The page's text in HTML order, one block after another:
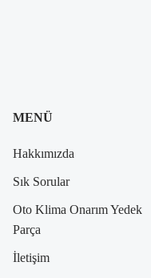
MENÜ
Hakkımızda
Sık Sorular
Oto Klima Onarım Yedek
Parça
İletişim